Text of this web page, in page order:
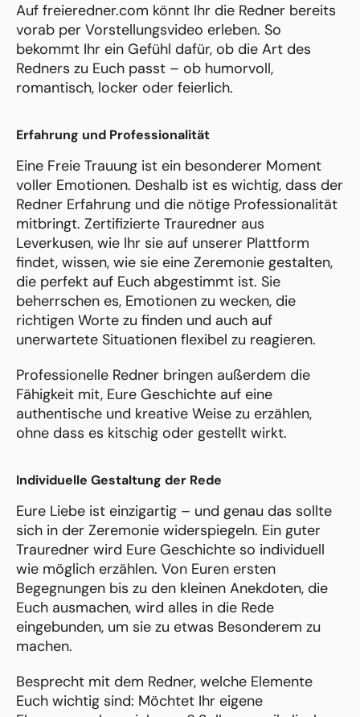
Auf freieredner.com könnt Ihr die Redner bereits
vorab per Vorstellungsvideo erleben. So
bekommt Ihr ein Gefühl dafür, ob die Art des
Redners zu Euch passt – ob humorvoll,
romantisch, locker oder feierlich.
Erfahrung und Professionalität
Eine Freie Trauung ist ein besonderer Moment
voller Emotionen. Deshalb ist es wichtig, dass der
Redner Erfahrung und die nötige Professionalität
mitbringt. Zertifizierte Trauredner aus
Leverkusen, wie Ihr sie auf unserer Plattform
findet, wissen, wie sie eine Zeremonie gestalten,
die perfekt auf Euch abgestimmt ist. Sie
beherrschen es, Emotionen zu wecken, die
richtigen Worte zu finden und auch auf
unerwartete Situationen flexibel zu reagieren.
Professionelle Redner bringen außerdem die
Fähigkeit mit, Eure Geschichte auf eine
authentische und kreative Weise zu erzählen,
ohne dass es kitschig oder gestellt wirkt.
Individuelle Gestaltung der Rede
Eure Liebe ist einzigartig – und genau das sollte
sich in der Zeremonie widerspiegeln. Ein guter
Trauredner wird Eure Geschichte so individuell
wie möglich erzählen. Von Euren ersten
Begegnungen bis zu den kleinen Anekdoten, die
Euch ausmachen, wird alles in die Rede
eingebunden, um sie zu etwas Besonderem zu
machen.
Besprecht mit dem Redner, welche Elemente
Euch wichtig sind: Möchtet Ihr eigene